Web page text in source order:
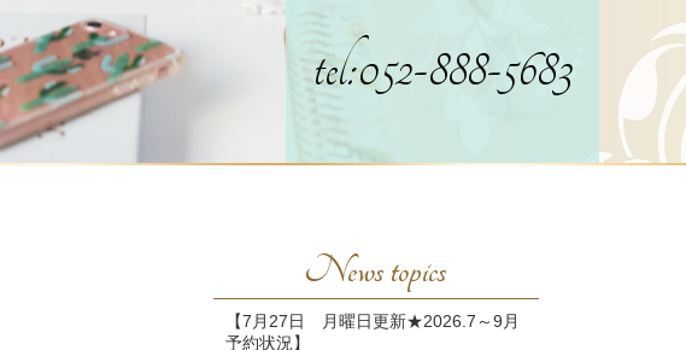
tel:052-888-5683
News topics
【7月27日 月曜日更新★2026.7～9月
予約状況】